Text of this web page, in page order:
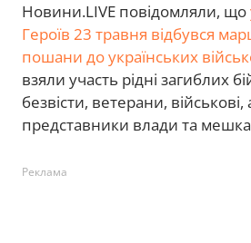
Новини.LIVE повідомляли, що
Героїв 23 травня відбувся
пошани до українських
взяли участь рідні загиблих
безвісти, ветерани, військові,
представники влади та
Реклама